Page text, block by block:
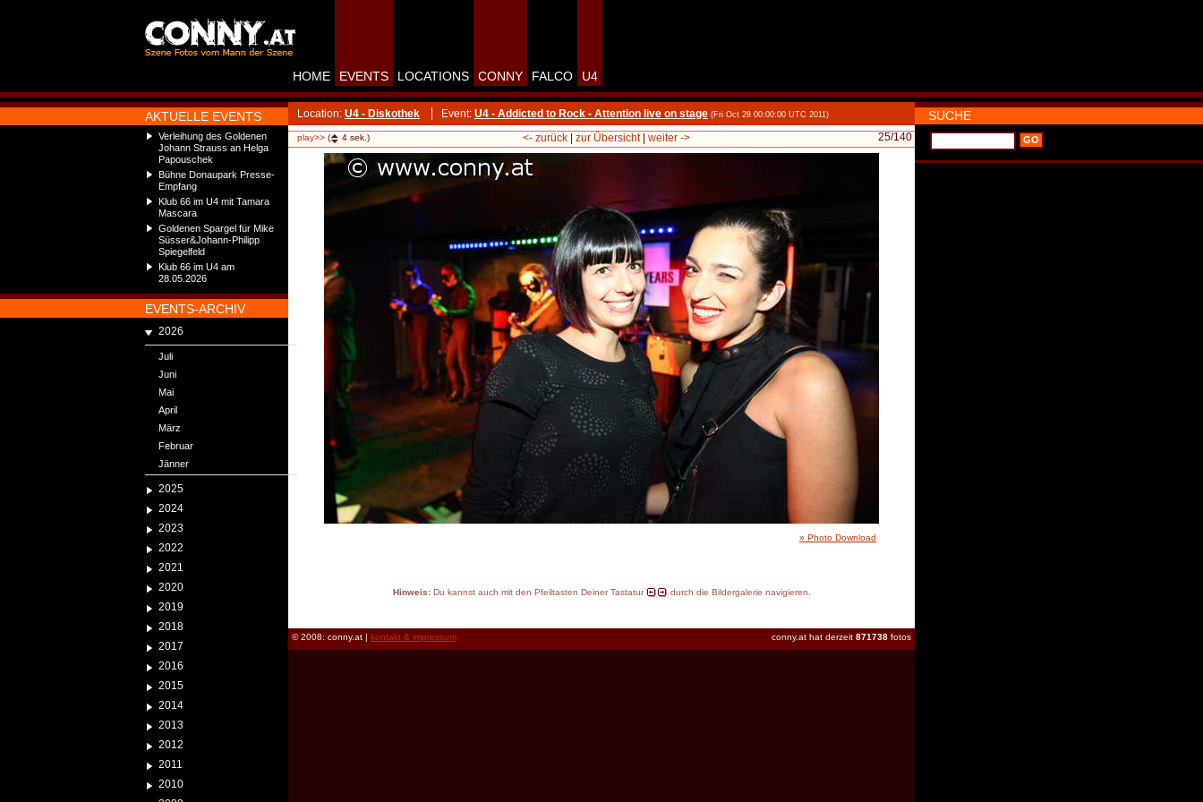
AKTUELLE EVENTS
Verleihung des Goldenen
Johann Strauss an Helga
Papouschek
Bühne Donaupark Presse-
Empfang
Klub 66 im U4 mit Tamara
Mascara
Goldenen Spargel für Mike
Süsser&Johann-Philipp
Spiegelfeld
Klub 66 im U4 am
28.05.2026
EVENTS-ARCHIV
2026
Juli
Juni
Mai
April
März
Februar
Jänner
2025
2024
2023
2022
2021
2020
2019
2018
2017
2016
2015
2014
2013
2012
2011
2010
HOME EVENTS LOCATIONS CONNY FALCO U4
Location: U4 - Diskothek Event: U4 - Addicted to Rock - Attention live on stage (Fri Oct 28 00:00:00 UTC 2011)
play>> ( 4 sek.) 25/140
<- zurück| zur Übersicht| weiter ->
» Photo Download
Hinweis:Du kannst auch mit den Pfeiltasten Deiner Tastatur durch die Bildergalerie navigieren.
conny.at hat derzeit 871738 fotos
© 2008: conny.at | kontakt & impressum
SUCHE